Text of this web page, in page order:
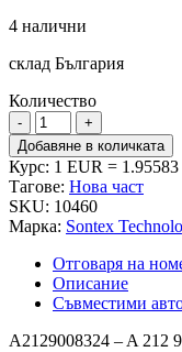
4 налични
склад България
Количество
количество
за
Баласт
модул
A2129005424
кодиран
за
E
Klasse
W212
2013-
2016
Добавяне в количката
Курс: 1 EUR =
Тагове: Нова част
SKU: 10460
Марка: Sontex
Отговаря на
Описание
Съвместими
A2129008324 – A 212